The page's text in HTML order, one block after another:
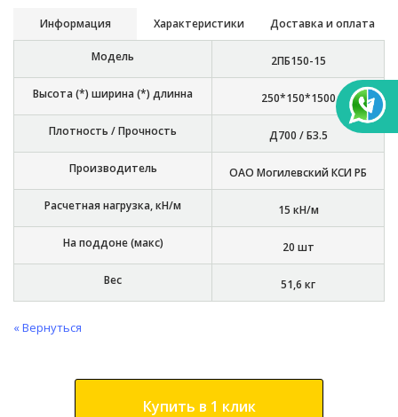
Информация Характеристики Доставка и оплата
Модель 2ПБ150-15
Высота (*) ширина (*) длинна 250*150*1500
Плотность / Прочность Д700 / Б3.5
Производитель ОАО Могилевский КСИ РБ
Расчетная нагрузка, кН/м 15 кН/м
На поддоне (макс) 20 шт
Вес 51,6 кг
« Вернуться
Купить в 1 клик